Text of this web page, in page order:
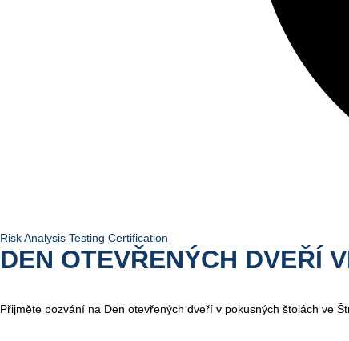
Risk Analysis Testing Certification
DEN OTEVŘENÝCH DVEŘÍ
Přijměte pozvání na Den otevřených dveří v pokusných štolách ve